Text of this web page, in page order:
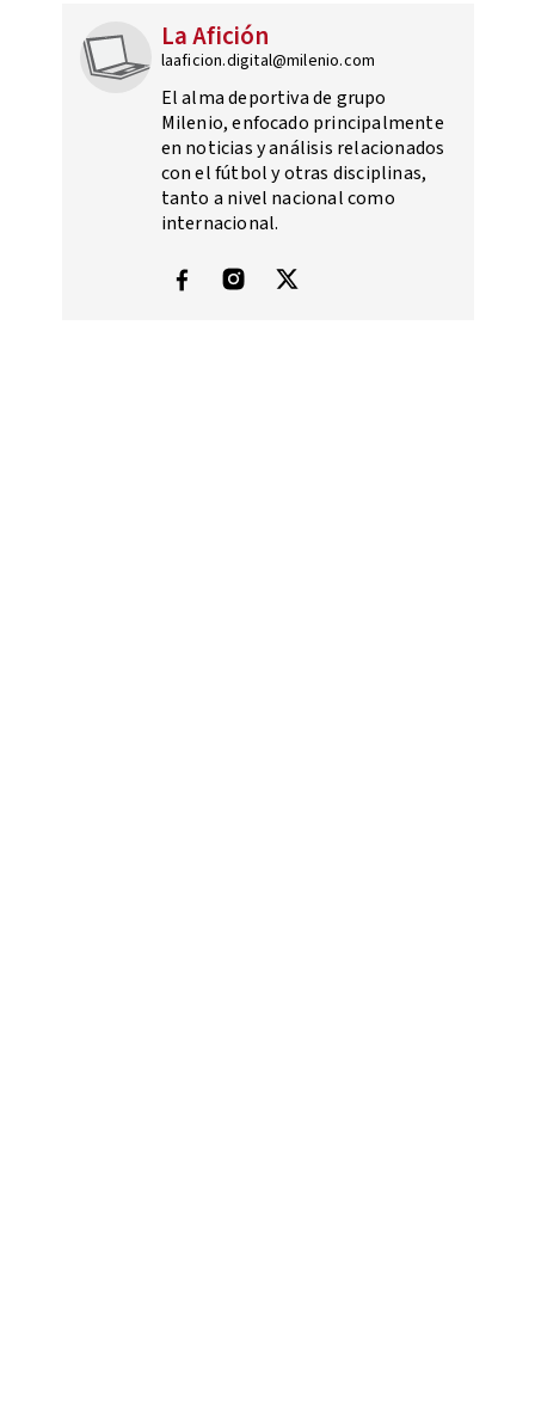
La Afición
laaficion.digital@milenio.com
El alma deportiva de grupo
Milenio, enfocado principalmente
en noticias y análisis relacionados
con el fútbol y otras disciplinas,
tanto a nivel nacional como
internacional.